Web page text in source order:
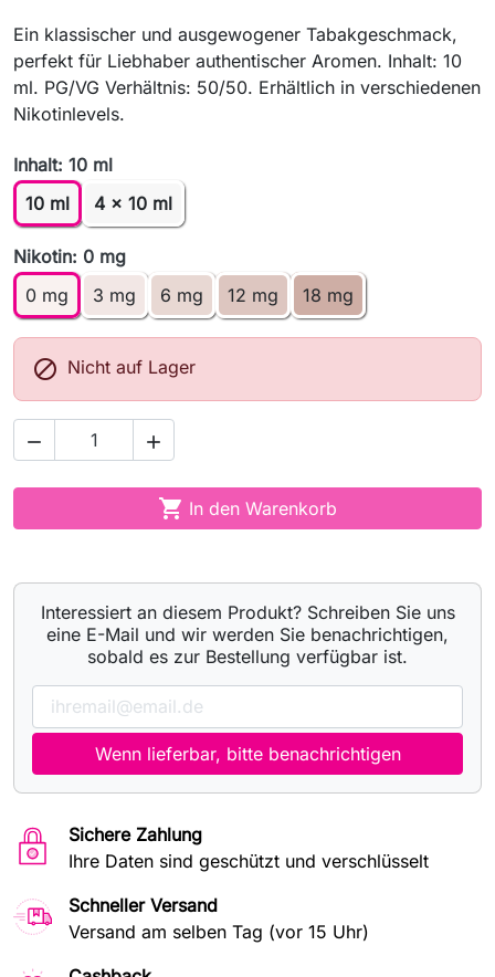
Ein klassischer und ausgewogener Tabakgeschmack,
perfekt für Liebhaber authentischer Aromen. Inhalt: 10
ml. PG/VG Verhältnis: 50/50. Erhältlich in verschiedenen
Nikotinlevels.
Inhalt: 10 ml
10 ml
4 x 10 ml
Nikotin: 0 mg
0 mg
3 mg 6 mg 12 mg 18 mg
 Nicht auf Lager
 
 In den Warenkorb
Interessiert an diesem Produkt? Schreiben Sie uns
eine E-Mail und wir werden Sie benachrichtigen,
sobald es zur Bestellung verfügbar ist.
Wenn lieferbar, bitte benachrichtigen
Sichere Zahlung
Ihre Daten sind geschützt und verschlüsselt
Schneller Versand
Versand am selben Tag (vor 15 Uhr)